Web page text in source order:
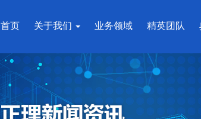
首页 关于我们 业务领域 精英团队